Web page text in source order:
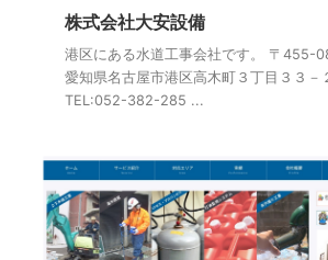
株式会社大安設備
港区にある水道工事会社です。 〒455-
愛知県名古屋市港区高木町３丁目３３－
TEL:052-382-285 ...